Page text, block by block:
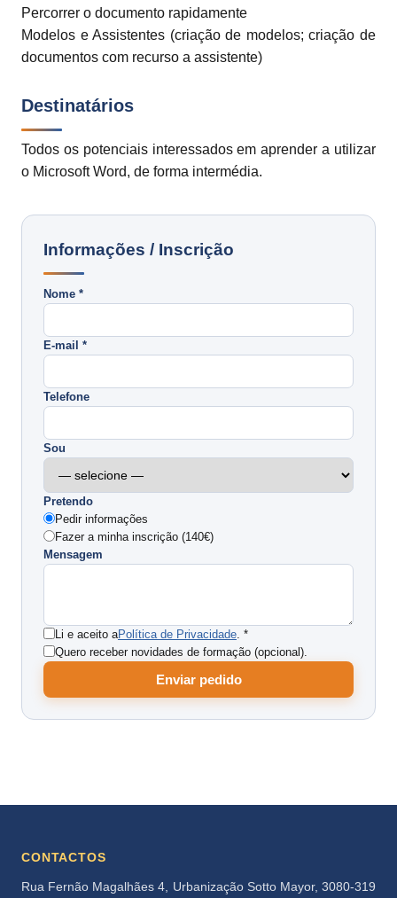
Percorrer o documento rapidamente
Modelos e Assistentes (criação de modelos; criação de
documentos com recurso a assistente)
Destinatários
Todos os potenciais interessados em aprender a utilizar
o Microsoft Word, de forma intermédia.
Informações / Inscrição
Nome *
E-mail *
Telefone
Sou
Pretendo
Pedir informações
Fazer a minha inscrição (140€)
Mensagem
Li e aceito aPolítica de Privacidade. *
Quero receber novidades de formação (opcional).
Enviar pedido
CONTACTOS
Rua Fernão Magalhães 4, Urbanização Sotto Mayor, 3080-319